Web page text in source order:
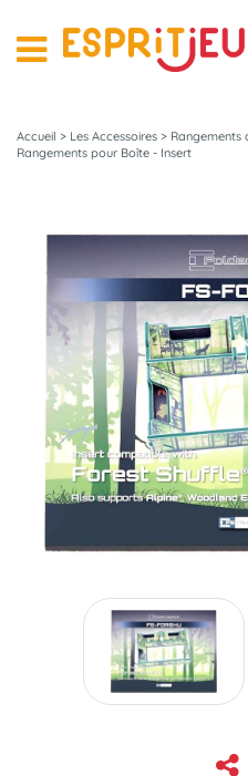
Accueil > Les Accessoires > Rangements
Rangements pour Boîte - Insert